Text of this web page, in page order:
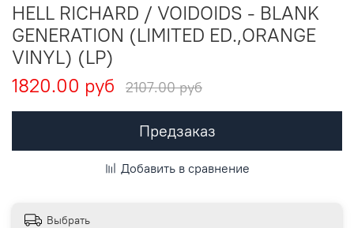
HELL RICHARD / VOIDOIDS - BLANK
GENERATION (LIMITED ED.,ORANGE
VINYL) (LP)
1820.00 руб
2107.00 руб
Предзаказ
Добавить в сравнение
Выбрать